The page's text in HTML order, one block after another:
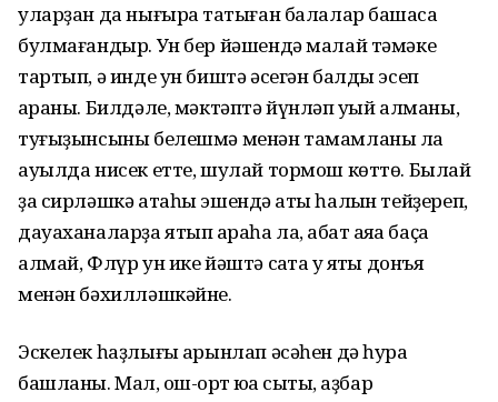
уларҙан да нығыраҡ татыған балалар башҡаса
булмағандыр. Ун бер йәшендә малай тәмәке
тартып, ә инде ун биштә әсегән балды эсеп
ҡараны. Билдәле, мәктәптә йүнләп уҡый алманы,
туғыҙынсыны белешмә менән тамамланы ла
ауылда нисек етте, шулай тормош көттө. Былай
ҙа сирләшкә атаһы эшендә ҡаты һалҡын тейҙереп,
дауаханаларҙа ятып ҡараһа ла, ҡабат аяҡҡа баҫа
алмай, Флүр ун ике йәштә саҡта уҡ яҡты донъя
менән бәхилләшкәйне.
Эскелек һаҙлығы аҡрынлап әсәһен дә һура
башланы. Мал, ҡош-ҡорт юҡҡа сыҡты, аҙбар